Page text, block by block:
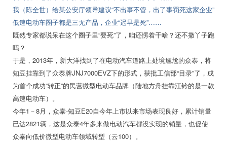
我（陈全世）给某公安厅领导建议“不出事不管，出了事罚死这家企业”
低速电动车圈子都是三无产品，企业“迟早是死”……
既然专家都说呆在这个圈子里“要死”了，咱还愣着干啥？还不撒丫子跑
吗？
于是，2013年，新大洋找到了在电动汽车道路上处境尴尬的众泰，将
知豆挂靠到了众泰牌JNJ7000EVZ下的形式，获批工信部“目录”了，成
为首个成功“转正”的民营微型电动车品牌（陆地方舟挂靠江铃的是一款
高速电动车）。
今年1－8月，众泰-知豆E20自今年上市以来市场表现良好，累计销量
已达2821辆，这是众泰4年多来做电动汽车都没实现的销量，也促使
众泰向低价微型电动车领域转型（云100）。